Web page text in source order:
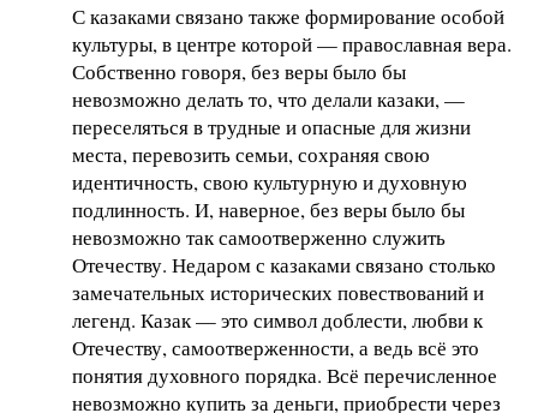
С казаками связано также формирование особой
культуры, в центре которой — православная вера.
Собственно говоря, без веры было бы
невозможно делать то, что делали казаки, —
переселяться в трудные и опасные для жизни
места, перевозить семьи, сохраняя свою
идентичность, свою культурную и духовную
подлинность. И, наверное, без веры было бы
невозможно так самоотверженно служить
Отечеству. Недаром с казаками связано столько
замечательных исторических повествований и
легенд. Казак — это символ доблести, любви к
Отечеству, самоотверженности, а ведь всё это
понятия духовного порядка. Всё перечисленное
невозможно купить за деньги, приобрести через